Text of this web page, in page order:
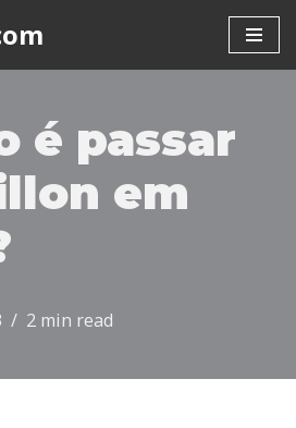
é passar
em
2 min read